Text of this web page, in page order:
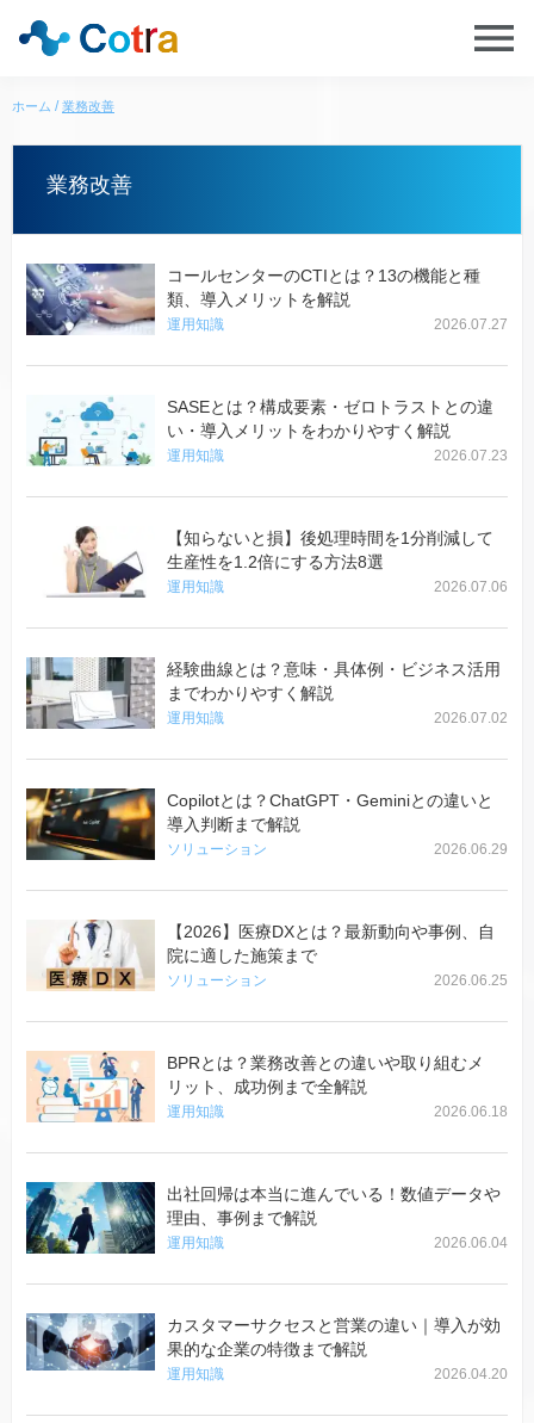
ホーム 業務改善
業務改善
コールセンターのCTIとは？13の機能と種
類、導入メリットを解説
運用知識 2026.07.27
SASEとは？構成要素・ゼロトラストとの違
い・導入メリットをわかりやすく解説
運用知識 2026.07.23
【知らないと損】後処理時間を1分削減して
生産性を1.2倍にする方法8選
運用知識 2026.07.06
経験曲線とは？意味・具体例・ビジネス活用
までわかりやすく解説
運用知識 2026.07.02
Copilotとは？ChatGPT・Geminiとの違いと
導入判断まで解説
ソリューション 2026.06.29
【2026】医療DXとは？最新動向や事例、自
院に適した施策まで
ソリューション 2026.06.25
BPRとは？業務改善との違いや取り組むメ
リット、成功例まで全解説
運用知識 2026.06.18
出社回帰は本当に進んでいる！数値データや
理由、事例まで解説
運用知識 2026.06.04
カスタマーサクセスと営業の違い｜導入が効
果的な企業の特徴まで解説
運用知識 2026.04.20